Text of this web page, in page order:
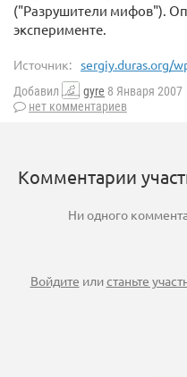
("Разрушители мифов").
эксперименте.
Источник: sergiy.duras.org/
Добавил gyre 8 Января 2007
нет комментариев
Комментарии
Ни одного
Войдите илистаньте